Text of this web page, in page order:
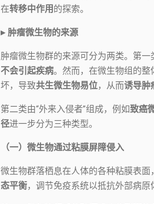
在转移中作用的探索。
▸ 肿瘤微生物的来源
肿瘤微生物群的来源可分为两类。第一
不会引起疾病。然而，在微生物组的整
坏，导致共生微生物易位，从而诱导肿
第二类由“外来入侵者”组成，例如致癌
径进一步分为三种类型。
（一）微生物通过粘膜屏障侵入
微生物群落栖息在人体的各种粘膜表面
态平衡，调节免疫系统以抵抗外部病原